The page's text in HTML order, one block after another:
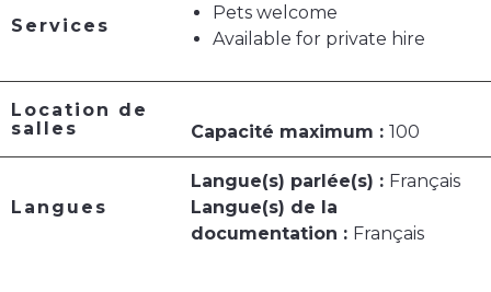
Services
Pets welcome
Available for private hire
Location de
salles
Capacité maximum : 100
Langues
Langue(s) parlée(s) : Français
Langue(s) de la
documentation : Français